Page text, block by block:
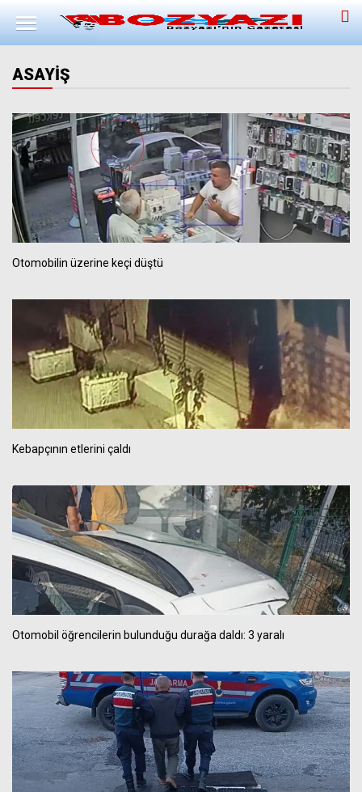
ASAYİŞ
Otomobilin üzerine keçi düştü
Kebapçının etlerini çaldı
Otomobil öğrencilerin bulunduğu durağa daldı: 3 yaralı